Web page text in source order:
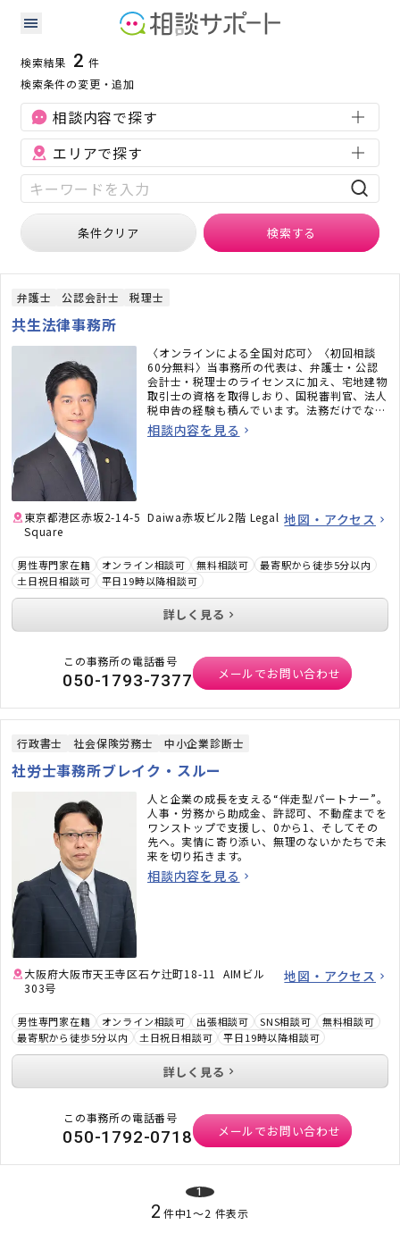
福島県の補助金・助成金に強い専門家の検索結果
補助金・助成金
検索結果 2 件
検索条件の変更・追加
相談内容で探す
エリアで探す
条件クリア 検索する
弁護士 公認会計士 税理士
共生法律事務所
〈オンラインによる全国対応可〉〈初回相談
60分無料〉当事務所の代表は、弁護士・公認
会計士・税理士のライセンスに加え、宅地建物
取引士の資格を取得しおり、国税審判官、法人
税申告の経験も積んでいます。法務だけでな
く、税務のことまで考えた包括的なサポートを
ご提供いたします。不動産・相続でお困りの
相談内容を見る
東京都港区赤坂2-14-5 Daiwa赤坂ビル2階 Legal
Square
地図・アクセス
男性専門家在籍 オンライン相談可 無料相談可
最寄駅から徒歩5分以内
土日祝日相談可
平日19時以降相談可
詳しく見る
この事務所の電話番号
050-1793-7377 メールでお問い合わせ
行政書士 社会保険労務士 中小企業診断士
社労士事務所ブレイク・スルー
人と企業の成長を支える“伴走型パートナー”。
人事・労務から助成金、許認可、不動産までを
ワンストップで支援し、0から1、そしてその
先へ。実情に寄り添い、無理のないかたちで未
来を切り拓きます。
相談内容を見る
大阪府大阪市天王寺区石ケ辻町18-11 AIMビル
303号
地図・アクセス
男性専門家在籍 オンライン相談可 出張相談可 SNS相談可
無料相談可
最寄駅から徒歩5分以内
土日祝日相談可 平日19時以降相談可
詳しく見る
この事務所の電話番号
050-1792-0718 メールでお問い合わせ
1
2 件中1〜2 件表示